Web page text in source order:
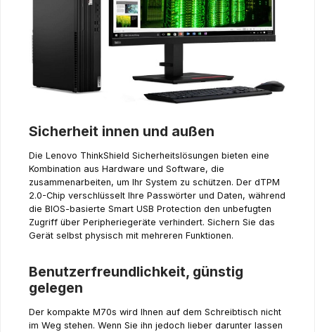
Sicherheit innen und außen
Die Lenovo ThinkShield Sicherheitslösungen bieten eine
Kombination aus Hardware und Software, die
zusammenarbeiten, um Ihr System zu schützen. Der dTPM
2.0-Chip verschlüsselt Ihre Passwörter und Daten, während
die BIOS-basierte Smart USB Protection den unbefugten
Zugriff über Peripheriegeräte verhindert. Sichern Sie das
Gerät selbst physisch mit mehreren Funktionen.
Benutzerfreundlichkeit, günstig
gelegen
Der kompakte M70s wird Ihnen auf dem Schreibtisch nicht
im Weg stehen. Wenn Sie ihn jedoch lieber darunter lassen